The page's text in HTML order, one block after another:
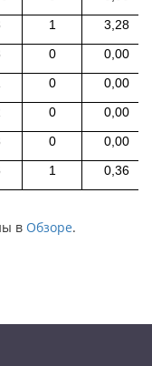
1
3,28
0
0,00
0
0,00
0
0,00
0
0,00
1 0,36
в Обзоре.